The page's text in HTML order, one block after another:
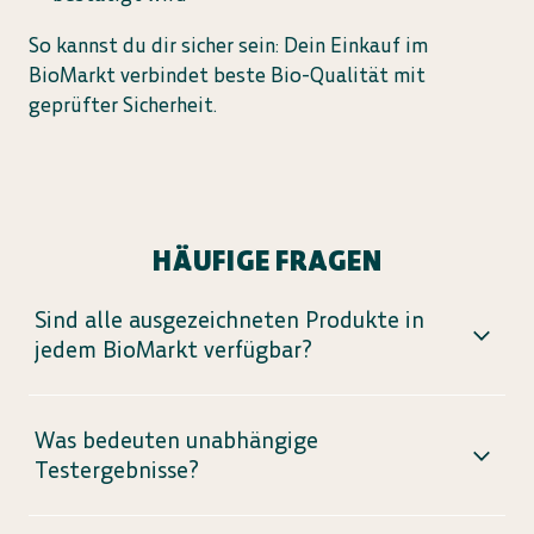
So kannst du dir sicher sein: Dein Einkauf im
BioMarkt verbindet beste Bio-Qualität mit
geprüfter Sicherheit.
HÄUFIGE FRAGEN
Sind alle ausgezeichneten Produkte in
jedem BioMarkt verfügbar?
daher gerne direkt im Markt nach.
Was bedeuten unabhängige
Testergebnisse?